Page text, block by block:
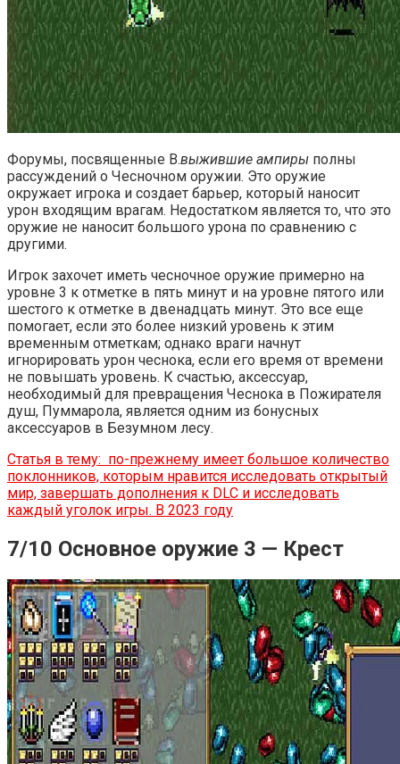
Форумы, посвященные В.выжившие ампиры полны
рассуждений о Чесночном оружии. Это оружие
окружает игрока и создает барьер, который наносит
урон входящим врагам. Недостатком является то, что это
оружие не наносит большого урона по сравнению с
другими.
Игрок захочет иметь чесночное оружие примерно на
уровне 3 к отметке в пять минут и на уровне пятого или
шестого к отметке в двенадцать минут. Это все еще
помогает, если это более низкий уровень к этим
временным отметкам; однако враги начнут
игнорировать урон чеснока, если его время от времени
не повышать уровень. К счастью, аксессуар,
необходимый для превращения Чеснока в Пожирателя
душ, Пуммарола, является одним из бонусных
аксессуаров в Безумном лесу.
Статья в тему: по-прежнему имеет большое количество
поклонников, которым нравится исследовать открытый
мир, завершать дополнения к DLC и исследовать
каждый уголок игры. В 2023 году
7/10 Основное оружие 3 — Крест